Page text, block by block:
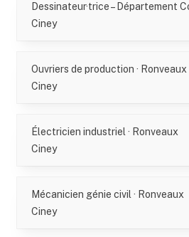
Ciney
Ouvriers de production · Ronveaux
Ciney
Électricien industriel · Ronveaux
Ciney
Mécanicien génie civil · Ronveaux
Ciney